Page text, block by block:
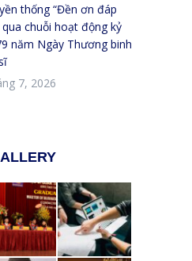
thống “Đền ơn đáp
qua chuỗi hoạt động kỷ
năm Ngày Thương binh
7, 2026